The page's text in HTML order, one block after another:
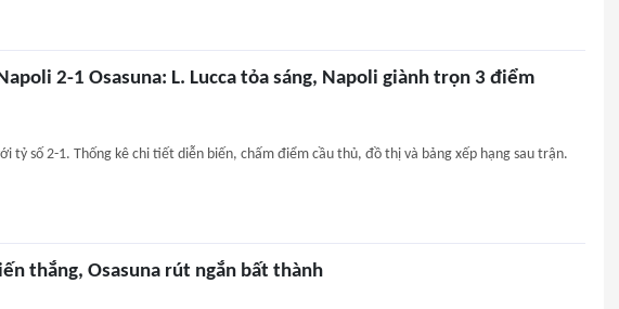
2-1 Osasuna: L. Lucca tỏa sáng, Napoli giành trọn 3 điểm
tỷ số 2-1. Thống kê chi tiết diễn biến, chấm điểm cầu thủ, đồ thị và bảng xếp hạng sau trận.
thắng, Osasuna rút ngắn bất thành